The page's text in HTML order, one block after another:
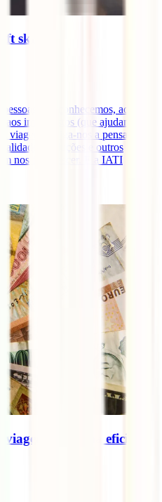
skills?
que conhecemos, aos
aos imprevistos (que ajudamos a
viagem obriga-nos a pensar de
soluções e outros
nos faz crescer. E a IATI
de forma eficiente